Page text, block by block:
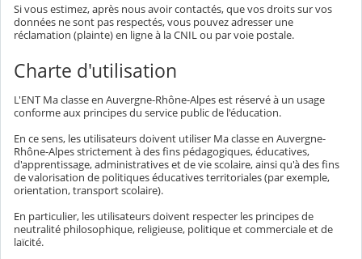
Si vous estimez, après nous avoir contactés, que vos droits sur vos
données ne sont pas respectés, vous pouvez adresser une
réclamation (plainte) en ligne à la CNIL ou par voie postale.
Charte d'utilisation
L'ENT Ma classe en Auvergne-Rhône-Alpes est réservé à un usage
conforme aux principes du service public de l'éducation.
En ce sens, les utilisateurs doivent utiliser Ma classe en Auvergne-
Rhône-Alpes strictement à des fins pédagogiques, éducatives,
d'apprentissage, administratives et de vie scolaire, ainsi qu'à des fins
de valorisation de politiques éducatives territoriales (par exemple,
orientation, transport scolaire).
En particulier, les utilisateurs doivent respecter les principes de
neutralité philosophique, religieuse, politique et commerciale et de
laïcité.